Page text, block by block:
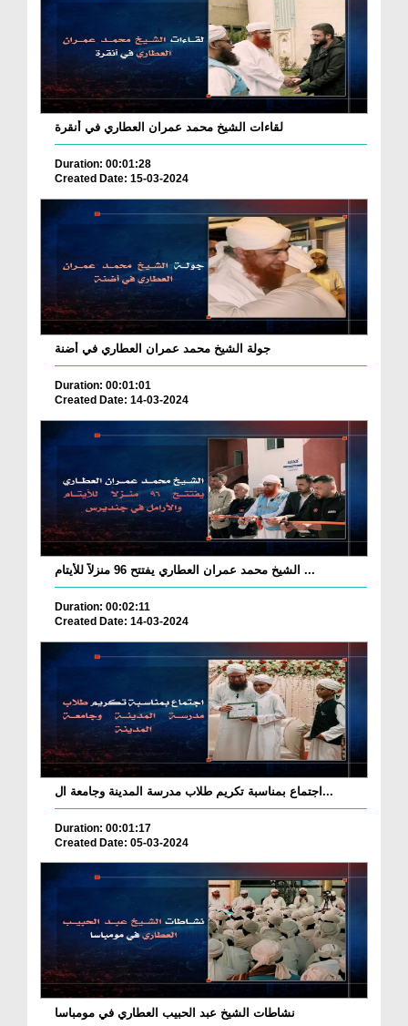
لقاءات الشيخ محمد عمران العطاري في أنقرة
Duration: 00:01:28
Created Date: 15-03-2024
جولة الشيخ محمد عمران العطاري في أضنة
Duration: 00:01:01
Created Date: 14-03-2024
الشيخ محمد عمران العطاري يفتتح 96 منزلاً للأيتام ...
Duration: 00:02:11
Created Date: 14-03-2024
اجتماع بمناسبة تكريم طلاب مدرسة المدينة وجامعة ال...
Duration: 00:01:17
Created Date: 05-03-2024
نشاطات الشيخ عبد الحبيب العطاري في مومباسا